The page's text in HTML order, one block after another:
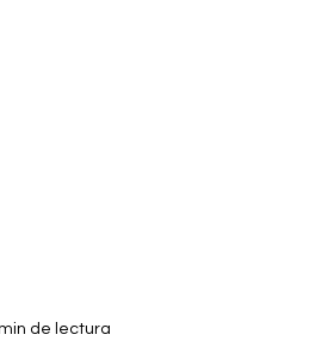
de lectura